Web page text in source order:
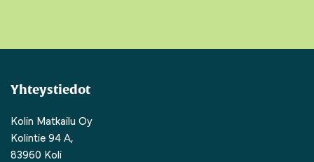
Yhteystiedot
Kolin Matkailu Oy
Kolintie 94 A,
83960 Koli